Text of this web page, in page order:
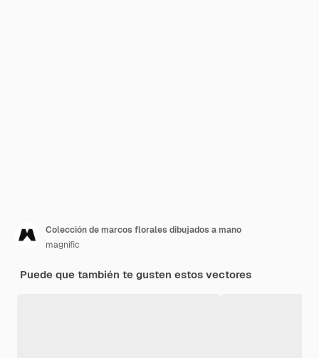
Colección de marcos florales dibujados a mano
magnific
Puede que también te gusten estos vectores